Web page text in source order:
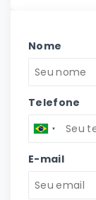
Nome
Telefone
E-mail